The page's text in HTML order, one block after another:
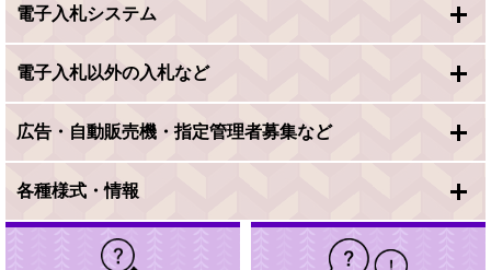
電子入札システム
電子入札以外の入札など
広告・自動販売機・指定管理者募集など
各種様式・情報